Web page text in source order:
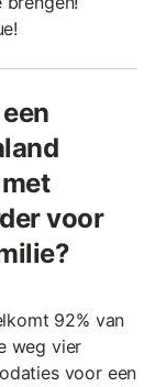
voor
92% van
weg vier
voor een